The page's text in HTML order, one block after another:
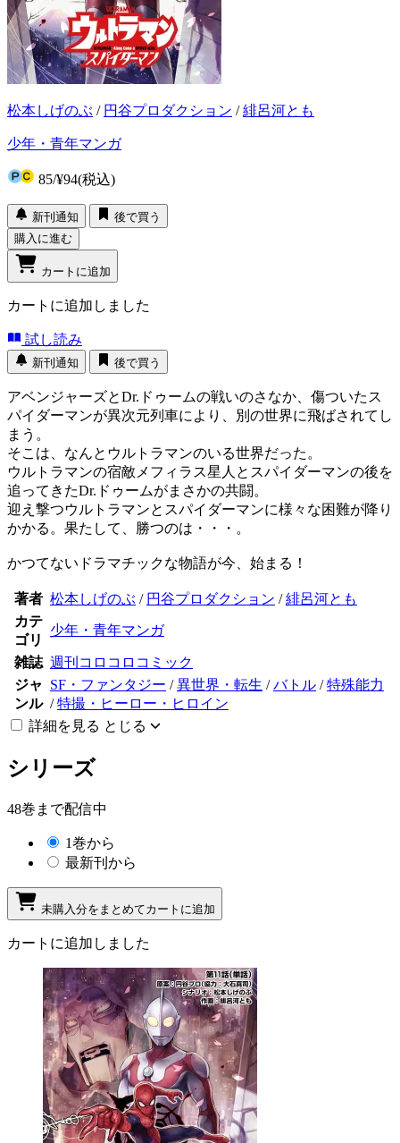
松本しげのぶ / 円谷プロダクション /緋呂河とも
少年・青年マンガ
85/¥94(税込)
新刊通知
後で買う
購入に進む
カートに追加
カートに追加しました
試し読み
新刊通知 後で買う
アベンジャーズとDr.ドゥームの戦いのさなか、傷ついたス
パイダーマンが異次元列車により、別の世界に飛ばされてし
まう。
そこは、なんとウルトラマンのいる世界だった。
ウルトラマンの宿敵メフィラス星人とスパイダーマンの後を
追ってきたDr.ドゥームがまさかの共闘。
迎え撃つウルトラマンとスパイダーマンに様々な困難が降り
かかる。果たして、勝つのは・・・。
かつてないドラマチックな物語が今、始まる！
著者 松本しげのぶ / 円谷プロダクション /緋呂河とも
カテ
ゴリ
少年・青年マンガ
雑誌 週刊コロコロコミック
ジャ
ンル
SF・ファンタジー /異世界・転生 /バトル /特殊能力
/特撮・ヒーロー・ヒロイン
詳細を見る とじる
シリーズ
48巻まで配信中
1巻から
最新刊から
未購入分をまとめてカートに追加
カートに追加しました